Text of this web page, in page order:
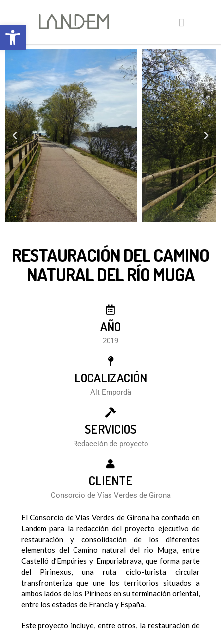
Abrir barra de herramientas
RESTAURACIÓN DEL CAMINO
NATURAL DEL RÍO MUGA
AÑO
2019
LOCALIZACIÓN
Alt Empordà
SERVICIOS
Redacción de proyecto
CLIENTE
Consorcio de Vías Verdes de Girona
El Consorcio de Vías Verdes de Girona ha confiado en
Landem para la redacción del proyecto ejecutivo de
restauración y consolidación de los diferentes
elementos del Camino natural del rio Muga, entre
Castelló d’Empúries y Empuriabrava, que forma parte
del Pirinexus, una ruta ciclo-turista circular
transfronteriza que une los territorios situados a
ambos lados de los Pirineos en su terminación oriental,
entre los estados de Francia y España.
Este proyecto incluye, entre otros, la restauración de